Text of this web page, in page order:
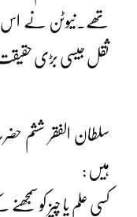
تھے۔نیوٹن نے اس
ثقل جیسی بڑی
سلطان الفقر ششم
ہیں :
کسی علم یا چیز کو